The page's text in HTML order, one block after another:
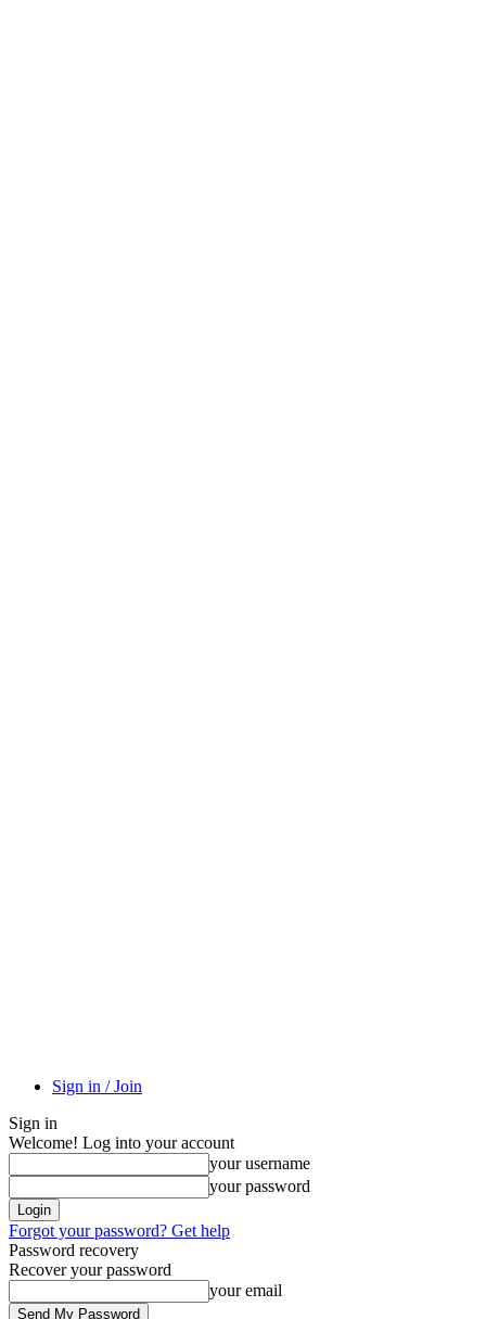
Sign in / Join
Sign in
Welcome! Log into your account
your username
your password
Forgot your password? Get help
Password recovery
Recover your password
your email